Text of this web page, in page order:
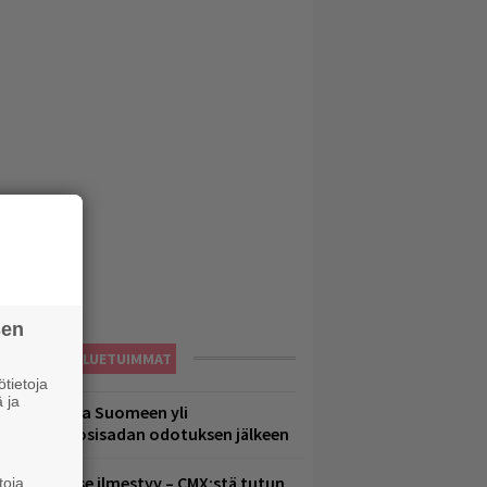
LUETUIMMAT
palaa Suomeen yli
odotuksen jälkeen
se ilmestyy – CMX:stä tutun
ja